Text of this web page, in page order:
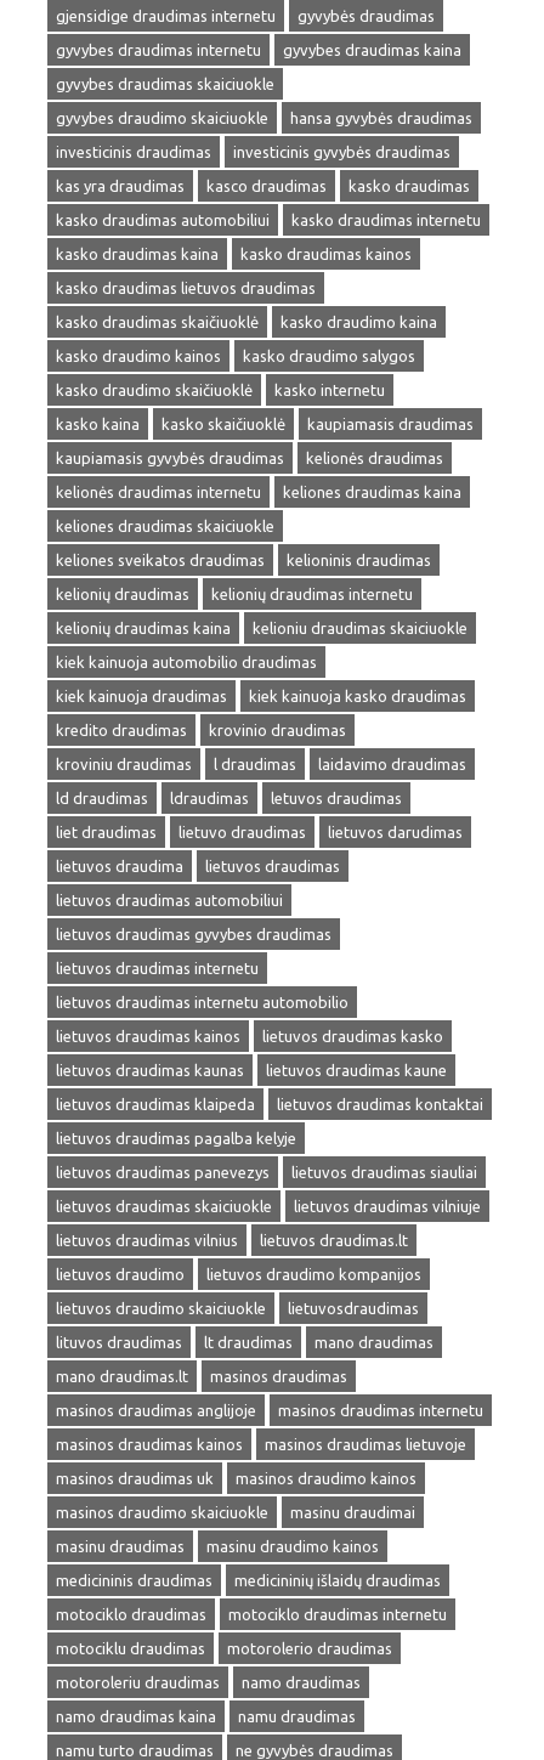
gjensidige draudimas internetu
gyvybės draudimas
gyvybes draudimas internetu
gyvybes draudimas kaina
gyvybes draudimas skaiciuokle
gyvybes draudimo skaiciuokle
hansa gyvybės draudimas
investicinis draudimas
investicinis gyvybės draudimas
kas yra draudimas
kasco draudimas
kasko draudimas
kasko draudimas automobiliui
kasko draudimas internetu
kasko draudimas kaina
kasko draudimas kainos
kasko draudimas lietuvos draudimas
kasko draudimas skaičiuoklė
kasko draudimo kaina
kasko draudimo kainos
kasko draudimo salygos
kasko draudimo skaičiuoklė
kasko internetu
kasko kaina
kasko skaičiuoklė
kaupiamasis draudimas
kaupiamasis gyvybės draudimas
kelionės draudimas
kelionės draudimas internetu
keliones draudimas kaina
keliones draudimas skaiciuokle
keliones sveikatos draudimas
kelioninis draudimas
kelionių draudimas
kelionių draudimas internetu
kelionių draudimas kaina
kelioniu draudimas skaiciuokle
kiek kainuoja automobilio draudimas
kiek kainuoja draudimas
kiek kainuoja kasko draudimas
kredito draudimas
krovinio draudimas
kroviniu draudimas
l draudimas
laidavimo draudimas
ld draudimas
ldraudimas
letuvos draudimas
liet draudimas
lietuvo draudimas
lietuvos darudimas
lietuvos draudima
lietuvos draudimas
lietuvos draudimas automobiliui
lietuvos draudimas gyvybes draudimas
lietuvos draudimas internetu
lietuvos draudimas internetu automobilio
lietuvos draudimas kainos
lietuvos draudimas kasko
lietuvos draudimas kaunas
lietuvos draudimas kaune
lietuvos draudimas klaipeda
lietuvos draudimas kontaktai
lietuvos draudimas pagalba kelyje
lietuvos draudimas panevezys
lietuvos draudimas siauliai
lietuvos draudimas skaiciuokle
lietuvos draudimas vilniuje
lietuvos draudimas vilnius
lietuvos draudimas.lt
lietuvos draudimo
lietuvos draudimo kompanijos
lietuvos draudimo skaiciuokle
lietuvosdraudimas
lituvos draudimas
lt draudimas
mano draudimas
mano draudimas.lt
masinos draudimas
masinos draudimas anglijoje
masinos draudimas internetu
masinos draudimas kainos
masinos draudimas lietuvoje
masinos draudimas uk
masinos draudimo kainos
masinos draudimo skaiciuokle
masinu draudimai
masinu draudimas
masinu draudimo kainos
medicininis draudimas
medicininių išlaidų draudimas
motociklo draudimas
motociklo draudimas internetu
motociklu draudimas
motorolerio draudimas
motoroleriu draudimas
namo draudimas
namo draudimas kaina
namu draudimas
namu turto draudimas
ne gyvybės draudimas